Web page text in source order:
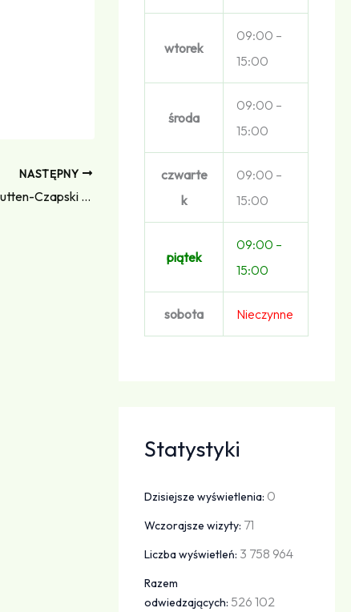
NASTĘPNY
Józef Kazimierz Sulpicjusz Napoleon Hutten-Czapski herbu Leliwa
wtorek
09:00 –
15:00
środa
09:00 –
15:00
czwarte
k
09:00 –
15:00
piątek
09:00 –
15:00
sobota Nieczynne
Statystyki
Dzisiejsze wyświetlenia: 0
Wczorajsze wizyty: 71
Liczba wyświetleń: 3 758 964
Razem
odwiedzających: 526 102